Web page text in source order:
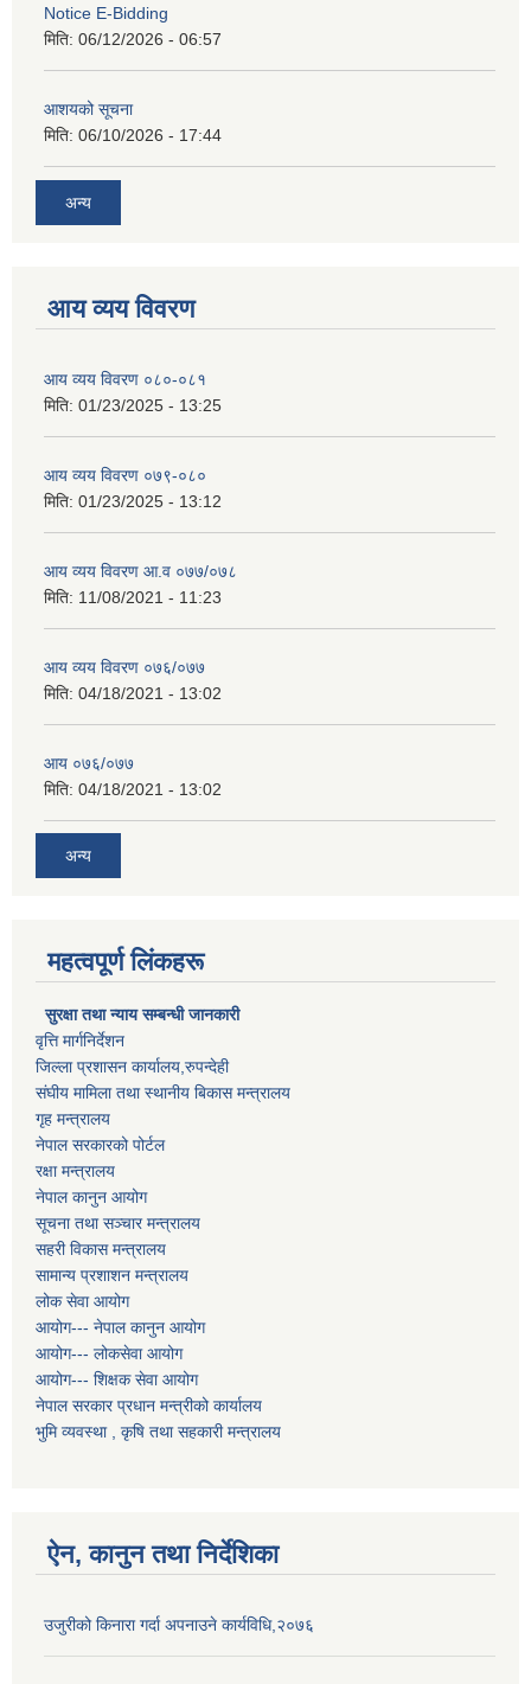
Notice E-Bidding
मिति: 06/12/2026 - 06:57
आशयको सूचना
मिति: 06/10/2026 - 17:44
अन्य
आय व्यय विवरण
आय व्यय विवरण ०८०-०८१
मिति: 01/23/2025 - 13:25
आय व्यय विवरण ०७९-०८०
मिति: 01/23/2025 - 13:12
आय व्यय विवरण आ.व ०७७/०७८
मिति: 11/08/2021 - 11:23
आय व्यय विवरण ०७६/०७७
मिति: 04/18/2021 - 13:02
आय ०७६/०७७
मिति: 04/18/2021 - 13:02
अन्य
महत्वपूर्ण लिंकहरू
सुरक्षा तथा न्याय सम्बन्धी जानकारी
वृत्ति मार्गनिर्देशन
जिल्ला प्रशासन कार्यालय,रुपन्देही
संघीय मामिला तथा स्थानीय बिकास मन्त्रालय
गृह मन्त्रालय
नेपाल सरकारको पोर्टल
रक्षा मन्त्रालय
नेपाल कानुन आयोग
सूचना तथा सञ्चार मन्त्रालय
सहरी विकास मन्त्रालय
सामान्य प्रशाशन मन्त्रालय
लोक सेवा आयोग
आयोग--- नेपाल कानुन आयोग
आयोग--- लोकसेवा आयोग
आयोग--- शिक्षक सेवा आयोग
नेपाल सरकार प्रधान मन्त्रीको कार्यालय
भुमि व्यवस्था , कृषि तथा सहकारी मन्त्रालय
ऐन, कानुन तथा निर्देशिका
उजुरीको किनारा गर्दा अपनाउने कार्यविधि,२०७६